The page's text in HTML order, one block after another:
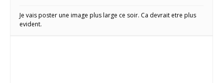
Je vais poster une image plus large ce soir. Ca devrait etre plus
evident.